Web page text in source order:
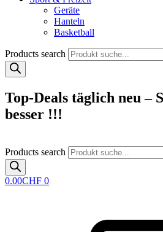
Geräte
Hanteln
Basketball
Products search
Top-Deals täglich neu –
besser !!!
Products search
0.00CHF 0